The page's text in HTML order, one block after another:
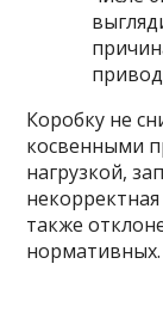
Коробку не
косвенными
нагрузкой,
также
нормативных.